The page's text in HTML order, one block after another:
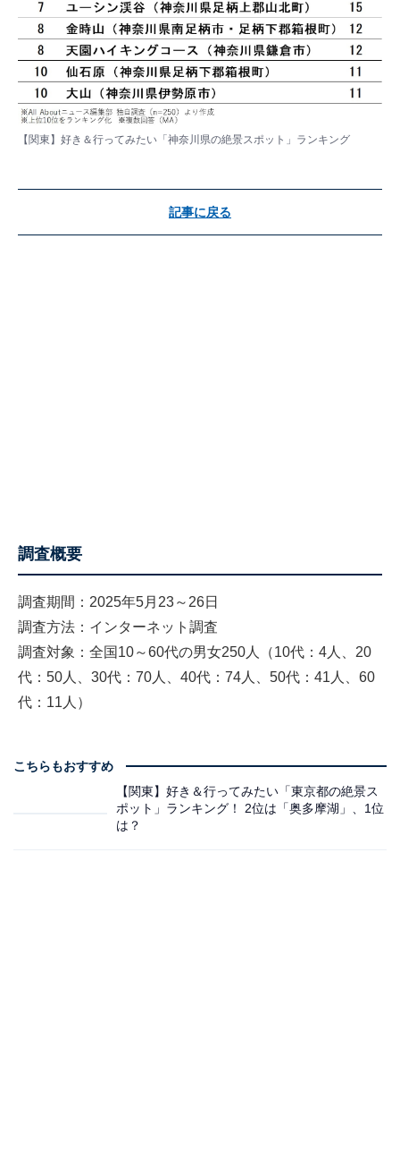
【関東】好き＆行ってみたい「神奈川県の絶景スポット」ランキング
記事に戻る
調査概要
調査期間：2025年5月23～26日
調査方法：インターネット調査
調査対象：全国10～60代の男女250人（10代：4人、20
代：50人、30代：70人、40代：74人、50代：41人、60
代：11人）
こちらもおすすめ
【関東】好き＆行ってみたい「東京都の絶景ス
ポット」ランキング！ 2位は「奥多摩湖」、1位
は？